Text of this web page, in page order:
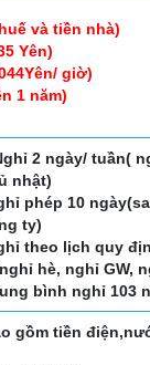
và tiền nhà)
Yên)
giờ)
1 năm)
2 ngày/ tuần(
nhật)
phép 10
ty)
theo lịch quy
hè, nghỉ GW,
bình nghỉ 103
gồm tiền